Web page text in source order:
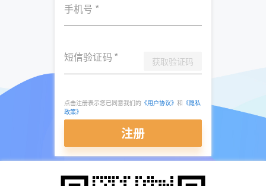
手机号 *
短信验证码 * 获取验证码
点击注册表示您已同意我们的 《用户协议》 和 《隐私
政策》
注册